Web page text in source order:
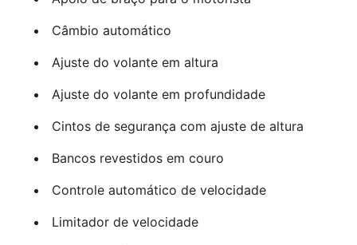
Câmbio automático
Ajuste do volante em altura
Ajuste do volante em profundidade
Cintos de segurança com ajuste de altura
Bancos revestidos em couro
Controle automático de velocidade
Limitador de velocidade